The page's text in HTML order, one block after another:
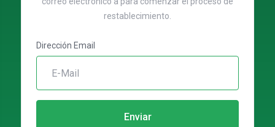
restablecimiento.
Dirección Email
Enviar